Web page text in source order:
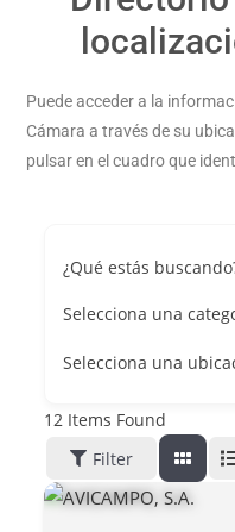
Puede acceder a la
Cámara a través de su
pulsar en el cuadro que
¿Qué estás
Selecciona una
Selecciona una
12 Items Found
Filter